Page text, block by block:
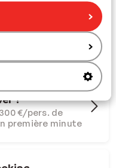
Chance
s'invitait en
?
€/pers. de
première minute